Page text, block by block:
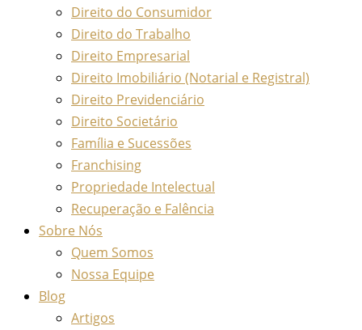
Direito do Consumidor
Direito do Trabalho
Direito Empresarial
Direito Imobiliário (Notarial e Registral)
Direito Previdenciário
Direito Societário
Família e Sucessões
Franchising
Propriedade Intelectual
Recuperação e Falência
Sobre Nós
Quem Somos
Nossa Equipe
Blog
Artigos